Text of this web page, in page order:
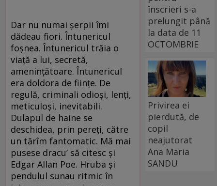
Dar nu numai şerpii îmi
dădeau fiori. Întunericul
foşnea. Întunericul trăia o
viaţă a lui, secretă,
ameninţătoare. Întunericul
era doldora de fiinţe. De
regulă, criminali odioşi, lenţi,
meticuloşi, inevitabili.
Dulapul de haine se
deschidea, prin pereţi, către
un tărîm fantomatic. Mă mai
pusese dracu’ să citesc şi
Edgar Allan Poe. Hruba şi
pendulul sunau ritmic în
înscrieri s-a
prelungit până
la data de 11
OCTOMBRIE
Privirea ei
pierdută, de
copil
neajutorat
Ana Maria
SANDU